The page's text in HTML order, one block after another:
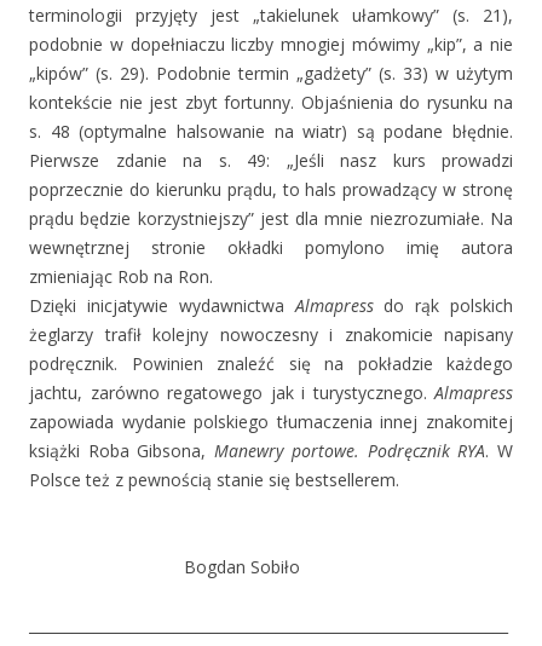
terminologii przyjęty jest „takielunek ułamkowy” (s. 21),
podobnie w dopełniaczu liczby mnogiej mówimy „kip”, a nie
„kipów” (s. 29). Podobnie termin „gadżety” (s. 33) w użytym
kontekście nie jest zbyt fortunny. Objaśnienia do rysunku na
s. 48 (optymalne halsowanie na wiatr) są podane błędnie.
Pierwsze zdanie na s. 49: „Jeśli nasz kurs prowadzi
poprzecznie do kierunku prądu, to hals prowadzący w stronę
prądu będzie korzystniejszy” jest dla mnie niezrozumiałe. Na
wewnętrznej stronie okładki pomylono imię autora
zmieniając Rob na Ron.
Dzięki inicjatywie wydawnictwaAlmapressdo rąk polskich
żeglarzy trafił kolejny nowoczesny i znakomicie napisany
podręcznik. Powinien znaleźć się na pokładzie każdego
jachtu, zarówno regatowego jak i turystycznego.Almapress
zapowiada wydanie polskiego tłumaczenia innej znakomitej
książki Roba Gibsona,Manewry portowe. Podręcznik RYA. W
Polsce też z pewnością stanie się bestsellerem.
Bogdan Sobiło